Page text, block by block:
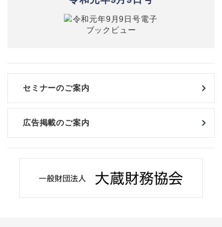
セミナーのご案内
広告掲載のご案内